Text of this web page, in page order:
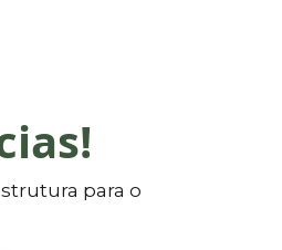
para o